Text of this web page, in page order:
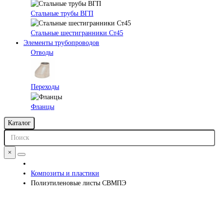
Стальные трубы ВГП
Стальные шестигранники Ст45
Элементы трубопроводов
Отводы
Переходы
Фланцы
Каталог
×
Композиты и пластики
Полиэтиленовые листы СВМПЭ